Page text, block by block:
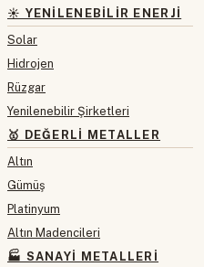
☀️ YENILENEBILIR ENERJI
Solar
Hidrojen
Rüzgar
Yenilenebilir Şirketleri
🥇 DEĞERLI METALLER
Altın
Gümüş
Platinyum
Altın Madencileri
🏭 SANAYI METALLERI